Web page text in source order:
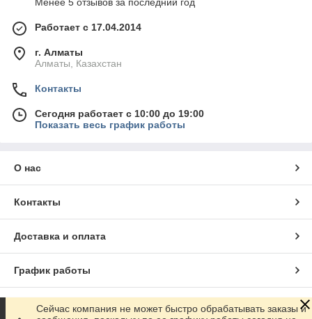
Менее 5 отзывов за последний год
Работает с 17.04.2014
г. Алматы
Алматы, Казахстан
Контакты
Сегодня работает с 10:00 до 19:00
Показать весь график работы
О нас
Контакты
Доставка и оплата
График работы
Полная версия сайта
Сейчас компания не может быстро обрабатывать заказы и